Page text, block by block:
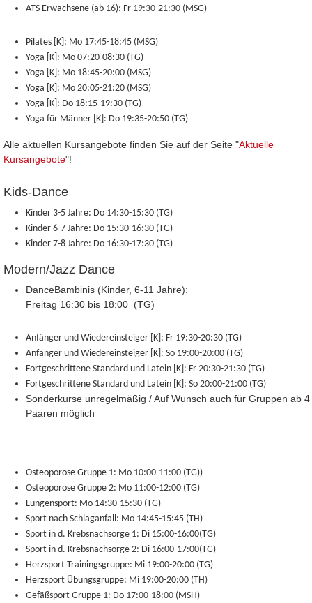
ATS Erwachsene (ab 16): Fr 19:30-21:30 (MSG)
Pilates [K]: Mo 17:45-18:45 (MSG)
Yoga [K] : Mo 07:20-08:30 (TG)
Yoga [K]: Mo 18:45-20:00 (MSG)
Yoga [K] : Mo 20:05-21:20 (MSG)
Yoga [K]: Do 18:15-19:30 (TG)
Yoga für Männer [K]: Do 19:35-20:50 (TG)
Alle aktuellen Kursangebote finden Sie auf der Seite "Aktuelle
Kursangebote"!
Kids-Dance
Kinder 3-5 Jahre: Do 14:30-15:30 (TG)
Kinder 6-7 Jahre: Do 15:30-16:30 (TG)
Kinder 7-8 Jahre: Do 16:30-17:30 (TG)
Modern/Jazz Dance
DanceBambinis (Kinder, 6-11 Jahre):
Freitag 16:30 bis 18:00 (TG)
Anfänger und Wiedereinsteiger [K]: Fr 19:30-20:30 (TG)
Anfänger und Wiedereinsteiger [K]: So 19:00-20:00 (TG)
Fortgeschrittene Standard und Latein [K]: Fr 20:30-21:30 (TG)
Fortgeschrittene Standard und Latein [K]: So 20:00-21:00 (TG)
Sonderkurse unregelmäßig / Auf Wunsch auch für Gruppen ab 4
Paaren möglich
Osteoporose Gruppe 1: Mo 10:00-11:00 (TG))
Osteoporose Gruppe 2: Mo 11:00-12:00 (TG)
Lungensport: Mo 14:30-15:30 (TG)
Sport nach Schlaganfall: Mo 14:45-15:45 (TH)
Sport in d. Krebsnachsorge 1: Di 15:00-16:00(TG)
Sport in d. Krebsnachsorge 2: Di 16:00-17:00(TG)
Herzsport Trainingsgruppe: Mi 19:00-20:00 (TG)
Herzsport Übungsgruppe: Mi 19:00-20:00 (TH)
Gefäßsport Gruppe 1: Do 17:00-18:00 (MSH)